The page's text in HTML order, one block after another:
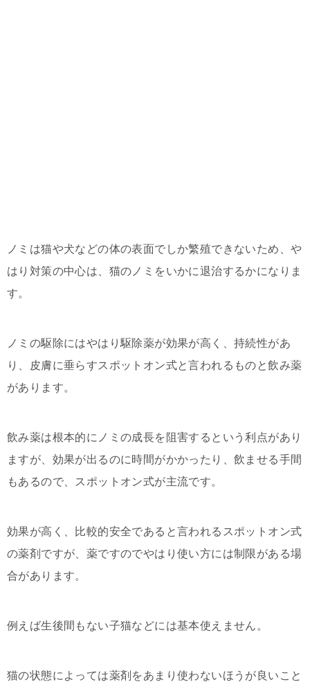
ノミは猫や犬などの体の表面でしか繁殖できないため、や
はり対策の中心は、猫のノミをいかに退治するかになりま
す。
ノミの駆除にはやはり駆除薬が効果が高く、持続性があ
り、皮膚に垂らすスポットオン式と言われるものと飲み薬
があります。
飲み薬は根本的にノミの成長を阻害するという利点があり
ますが、効果が出るのに時間がかかったり、飲ませる手間
もあるので、スポットオン式が主流です。
効果が高く、比較的安全であると言われるスポットオン式
の薬剤ですが、薬ですのでやはり使い方には制限がある場
合があります。
例えば生後間もない子猫などには基本使えません。
猫の状態によっては薬剤をあまり使わないほうが良いこと